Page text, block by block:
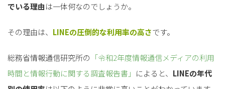
でいる理由は一体何なのでしょうか。
その理由は、 LINEの圧倒的な利用率の高さです。
総務省情報通信研究所の 「令和2年度情報通信メディアの利用
時間と情報行動に関する調査報告書」 によると、 LINEの年代